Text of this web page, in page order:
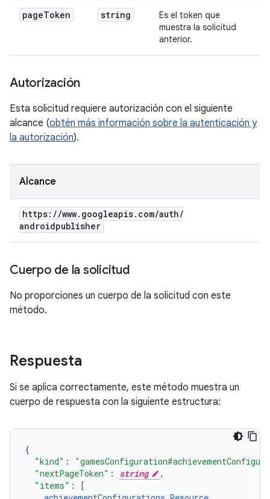
pageToken string
Es el token que
muestra la solicitud
anterior.
Autorización
Esta solicitud requiere autorización con el siguiente
alcance (obtén más información sobre la autenticación y
la autorización).
Alcance
https: //www. googleapis. com/auth/
androidpublisher
Cuerpo de la solicitud
No proporciones un cuerpo de la solicitud con este
método.
Respuesta
Si se aplica correctamente, este método muestra un
cuerpo de respuesta con la siguiente estructura:
"kind" :
"nextPageToken" : string
,
"items" :
[